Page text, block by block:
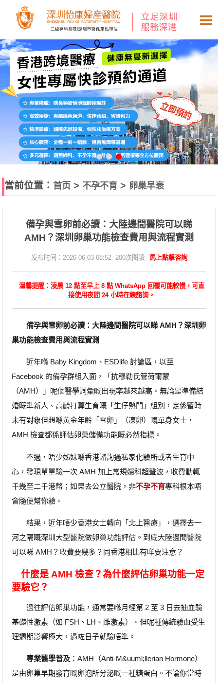
當前位置： 首页 > 不孕不育 > 卵巢早衰
備孕與雪卵前必讀：大陸邊間醫院可以睇
AMH？深圳卵巢功能檢查費用與流程實測
发布时间：2026-06-03 08:52 200次閱讀 馬上點擊咨詢
溫馨提醒：淩晨 12 點至早上 8 點 WhatsApp 回覆可能較慢，可直
接使用夜間 24 小時在線諮詢。
備孕與雪卵前必讀：大陸邊間醫院可以睇 AMH？深圳卵
巢功能檢查費用與流程實測
近年喺 Baby Kingdom、ESDlife 討論區，以至
Facebook 的備孕群組入面，「抗穆勒氏管荷爾蒙
（AMH）」呢個醫學詞彙嘅出現率越來越高。無論是準備結
婚嘅準新人、高齡打算生育嘅「生仔熱門」組別，定係暫時
未有對象但想喺黃金年齡「雪卵」（凍卵）嘅單身女士，
AMH 檢查都係評估卵巢儲備功能嘅必然指標。
不過，唔少姊妹喺香港諮詢過私家化驗所或者生育中
心，發現單單驗一次 AMH 加上常規婦科超聲波，收費動輒
千幾至二千港幣；如果去公立醫院，非不孕不育專科根本唔
會隨便幫你驗。
結果，近年唔少香港女士轉向「北上醫療」，選擇去一
河之隔嘅深圳大型醫院做卵巢功能評估。到底大陸邊間醫院
可以睇 AMH？收費要幾多？同香港相比有咩要注意？
什麼是 AMH 檢查？為什麼評估卵巢功能一定
要驗它？
過往評估卵巢功能，通常要喺月經第 2 至 3 日去抽血驗
基礎性激素（如 FSH、LH、雌激素）。但呢種傳統驗血受生
理週期影響極大，過咗日子就驗唔準。
專業醫學普及：AMH（Anti-M&uuml;llerian Hormone）
是由卵巢早期發育嘅卵泡所分泌嘅一種糖蛋白。不論你當時